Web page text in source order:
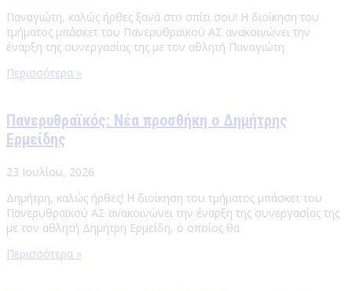
Παναγιώτη, καλώς ήρθες ξανά στο σπίτι σου! Η διοίκηση του
τμήματος μπάσκετ του Πανερυθραϊκού ΑΣ ανακοινώνει την
έναρξη της συνεργασίας της με τον αθλητή Παναγιώτη
Περισσότερα »
Πανερυθραϊκός: Νέα προσθήκη ο Δημήτρης
Ερμείδης
23 Ιουλίου, 2026
Δημήτρη, καλώς ήρθες! Η διοίκηση του τμήματος μπάσκετ του
Πανερυθραϊκού ΑΣ ανακοινώνει την έναρξη της συνεργασίας της
με τον αθλητή Δημήτρη Ερμείδη, ο οποίος θα
Περισσότερα »